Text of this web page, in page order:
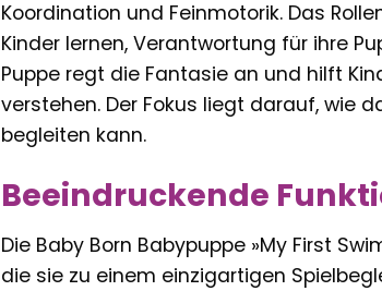
Koordination und Feinmotorik. Das
Kinder lernen, Verantwortung für ihre
Puppe regt die Fantasie an und hilft
verstehen. Der Fokus liegt darauf, wie
begleiten kann.
Beeindruckende
Die Baby Born Babypuppe »My First
die sie zu einem einzigartigen